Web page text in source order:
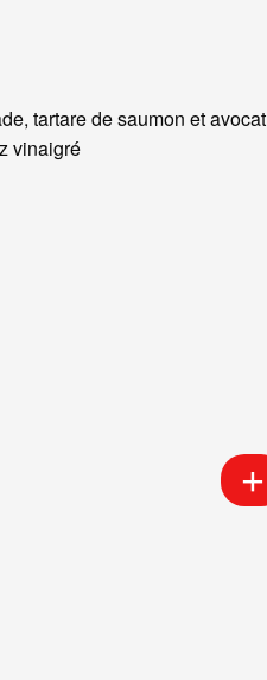
tartare de saumon et avocat
vinaigré